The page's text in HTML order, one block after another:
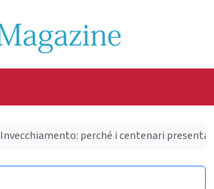
Invecchiamento: perché i centenari